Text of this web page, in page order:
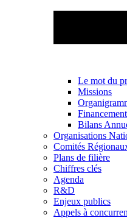
Le mot du
Missions
Financement
Bilans
Organisations
Comités
Plans de filière
Chiffres clés
Agenda
R&D
Enjeux publics
Appels à